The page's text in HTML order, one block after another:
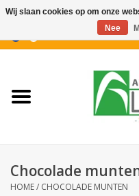
Nieuwigheden
Koffiekoekjes
Chocolade
HOME/ CHOCOLADE MUNTEN
Wij slaan cookies op om onze
Nee